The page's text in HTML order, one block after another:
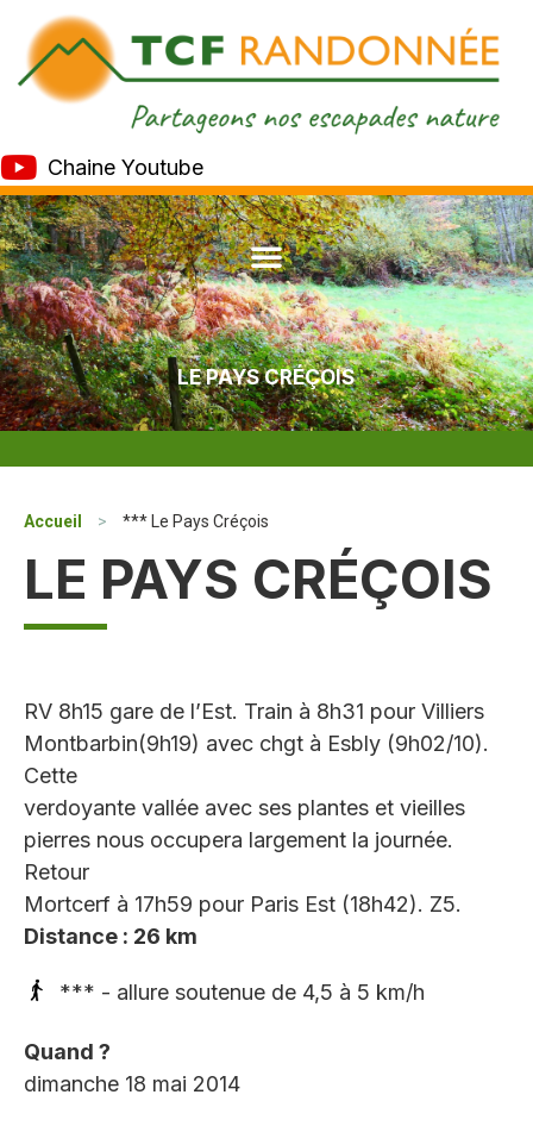
Chaine Youtube
LE PAYS CRÉÇOIS
Accueil > *** Le Pays Créçois
LE PAYS CRÉÇOIS
RV 8h15 gare de l’Est. Train à 8h31 pour Villiers
Montbarbin(9h19) avec chgt à Esbly (9h02/10).
Cette
verdoyante vallée avec ses plantes et vieilles
pierres nous occupera largement la journée.
Retour
Mortcerf à 17h59 pour Paris Est (18h42). Z5.
Distance : 26 km
*** - allure soutenue de 4,5 à 5 km/h
Quand ?
dimanche 18 mai 2014